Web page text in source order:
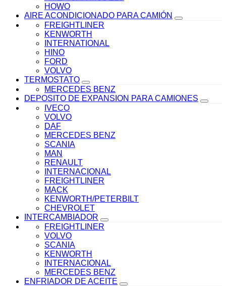
HOWO
AIRE ACONDICIONADO PARA CAMIÓN
FREIGHTLINER
KENWORTH
INTERNATIONAL
HINO
FORD
VOLVO
TERMOSTATO
MERCEDES BENZ
DEPOSITO DE EXPANSION PARA CAMIONES
IVECO
VOLVO
DAF
MERCEDES BENZ
SCANIA
MAN
RENAULT
INTERNACIONAL
FREIGHTLINER
MACK
KENWORTH/PETERBILT
CHEVROLET
INTERCAMBIADOR
FREIGHTLINER
VOLVO
SCANIA
KENWORTH
INTERNACIONAL
MERCEDES BENZ
ENFRIADOR DE ACEITE